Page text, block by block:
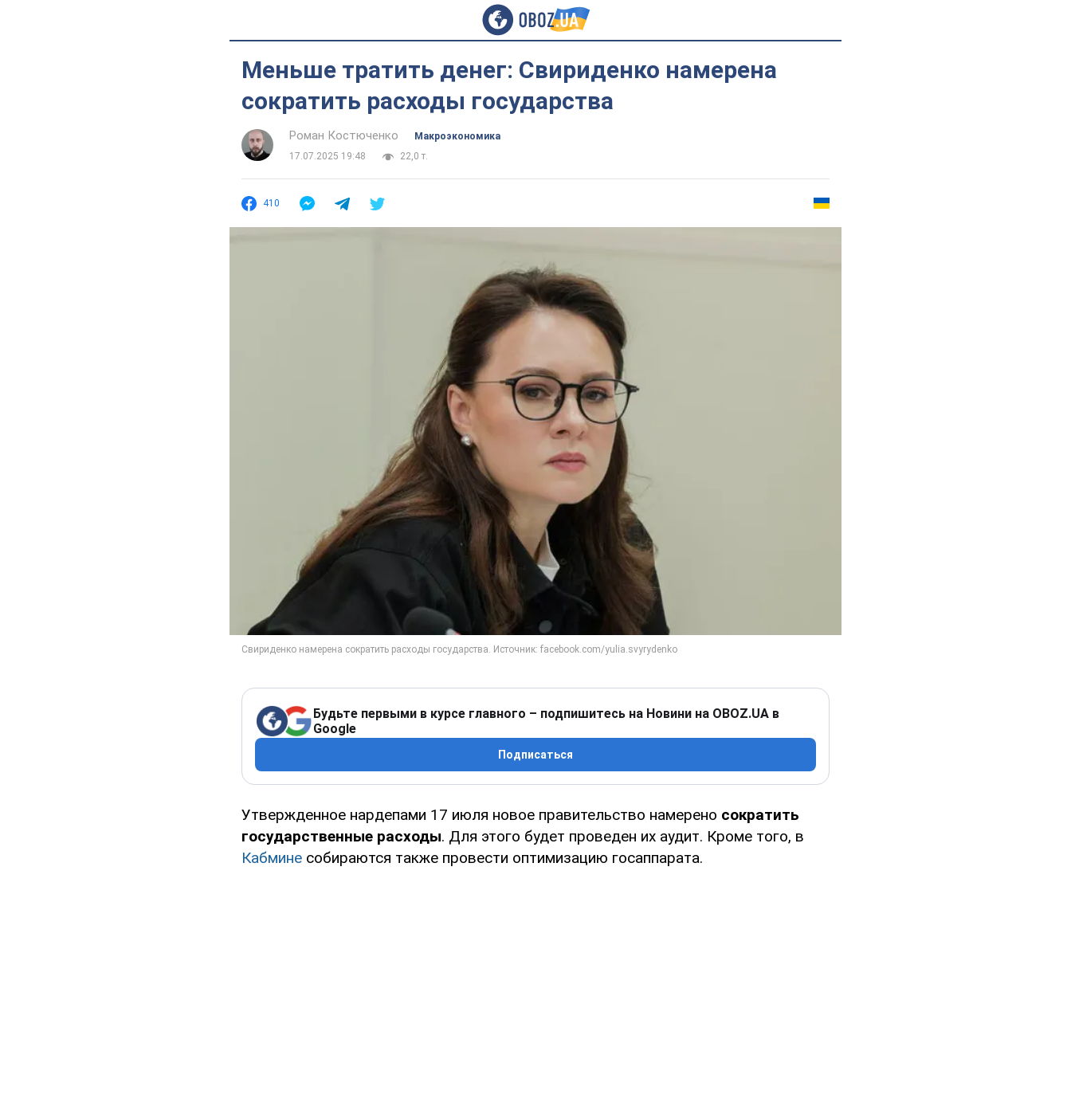
Меньше тратить денег: Свириденко намерена
сократить расходы государства
Роман Костюченко
Mакроэкономика
17.07.2025 19:48
22,0 т.
410
Будьте первыми в курсе главного – подпишитесь на Новини на OBOZ.UA в
Google
Подписаться
Утвержденное нардепами 17 июля новое правительство намерено сократить
государственные расходы. Для этого будет проведен их аудит. Кроме того, в
Кабмине собираются также провести оптимизацию госаппарата.